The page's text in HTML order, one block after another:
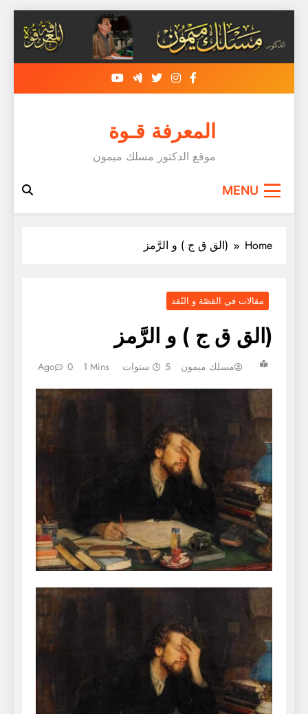
content
المعرفة قـوة
موقع الدكتور مسلك ميمون
MENU
Home (الق ق ج ) و الرَّمز
مقالات في القصّة و النّقد
(الق ق ج ) و الرَّمز
مسلك ميمون 5 سنوات Ago 0 1 Mins